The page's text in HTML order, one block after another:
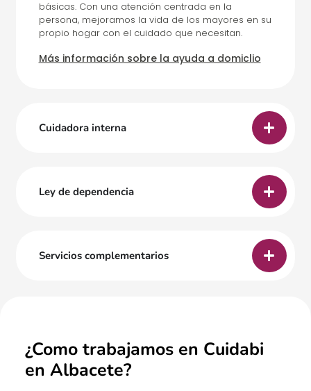
básicas. Con una atención centrada en la
persona, mejoramos la vida de los mayores en su
propio hogar con el cuidado que necesitan.
Más información sobre la ayuda a domiclio
Cuidadora interna
Ley de dependencia
Servicios complementarios
¿Como trabajamos en Cuidabi
en Albacete?